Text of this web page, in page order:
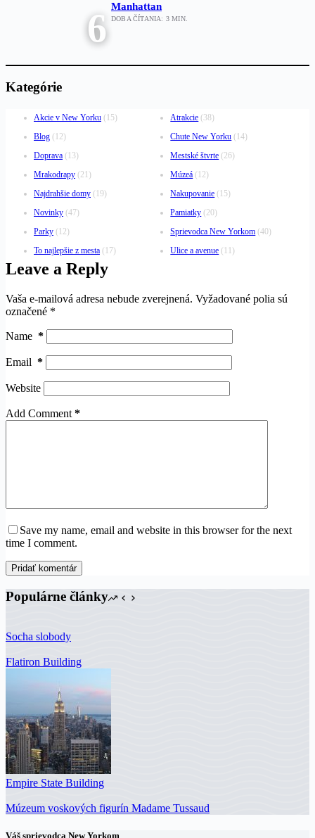
6 Manhattan
DOBA ČÍTANIA: 3 MIN.
Kategórie
Akcie v New Yorku (15) Atrakcie (38)
Blog (12) Chute New Yorku (14)
Doprava (13) Mestské štvrte (26)
Mrakodrapy (21) Múzeá (12)
Najdrahšie domy (19) Nakupovanie (15)
Novinky (47) Pamiatky (20)
Parky (12) Sprievodca New Yorkom (40)
To najlepšie z mesta (17) Ulice a avenue (11)
Leave a Reply
Vaša e-mailová adresa nebude zverejnená. Vyžadované polia sú
označené *
Name *
Email *
Website
Add Comment *
Save my name, email and website in this browser for the next
time I comment.
Pridať komentár
Populárne články
Socha slobody
Flatiron Building
Empire State Building
Múzeum voskových figurín Madame Tussaud
Váš sprievodca New Yorkom